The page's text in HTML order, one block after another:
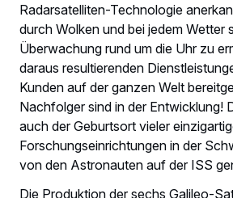
Radarsatelliten-Technologie
durch Wolken und bei jedem Wetter
Überwachung rund um die Uhr zu
daraus resultierenden
Kunden auf der ganzen Welt
Nachfolger sind in der Entwicklung!
auch der Geburtsort vieler
Forschungseinrichtungen in der
von den Astronauten auf der ISS
Die Produktion der sechs Galileo-